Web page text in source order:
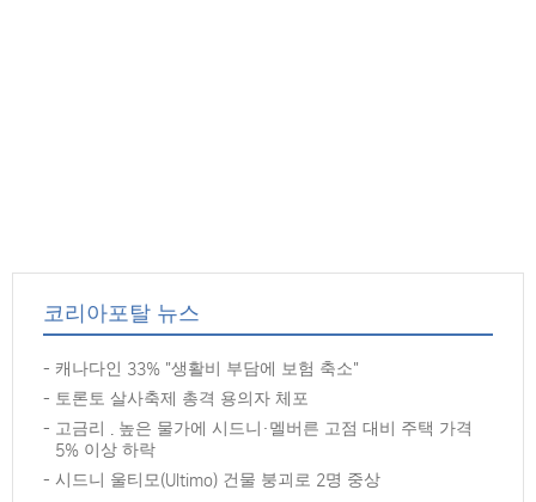
코리아포탈 뉴스
캐나다인 33% "생활비 부담에 보험 축소"
토론토 살사축제 총격 용의자 체포
고금리 . 높은 물가에 시드니·멜버른 고점 대비 주택 가격
5% 이상 하락
시드니 울티모(Ultimo) 건물 붕괴로 2명 중상